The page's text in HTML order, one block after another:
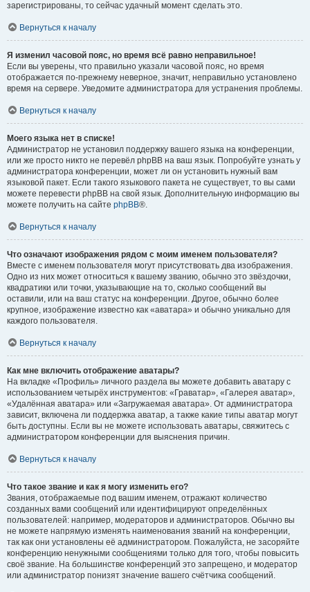
зарегистрированы, то сейчас удачный момент сделать это.
Вернуться к началу
Я изменил часовой пояс, но время всё равно неправильное!
Если вы уверены, что правильно указали часовой пояс, но время
отображается по-прежнему неверное, значит, неправильно установлено
время на сервере. Уведомите администратора для устранения проблемы.
Вернуться к началу
Моего языка нет в списке!
Администратор не установил поддержку вашего языка на конференции,
или же просто никто не перевёл phpBB на ваш язык. Попробуйте узнать у
администратора конференции, может ли он установить нужный вам
языковой пакет. Если такого языкового пакета не существует, то вы сами
можете перевести phpBB на свой язык. Дополнительную информацию вы
можете получить на сайте phpBB®.
Вернуться к началу
Что означают изображения рядом с моим именем пользователя?
Вместе с именем пользователя могут присутствовать два изображения.
Одно из них может относиться к вашему званию, обычно это звёздочки,
квадратики или точки, указывающие на то, сколько сообщений вы
оставили, или на ваш статус на конференции. Другое, обычно более
крупное, изображение известно как «аватара» и обычно уникально для
каждого пользователя.
Вернуться к началу
Как мне включить отображение аватары?
На вкладке «Профиль» личного раздела вы можете добавить аватару с
использованием четырёх инструментов: «Граватар», «Галерея аватар»,
«Удалённая аватара» или «Загружаемая аватара». От администратора
зависит, включена ли поддержка аватар, а также какие типы аватар могут
быть доступны. Если вы не можете использовать аватары, свяжитесь с
администратором конференции для выяснения причин.
Вернуться к началу
Что такое звание и как я могу изменить его?
Звания, отображаемые под вашим именем, отражают количество
созданных вами сообщений или идентифицируют определённых
пользователей: например, модераторов и администраторов. Обычно вы
не можете напрямую изменять наименования званий на конференции,
так как они установлены её администратором. Пожалуйста, не засоряйте
конференцию ненужными сообщениями только для того, чтобы повысить
своё звание. На большинстве конференций это запрещено, и модератор
или администратор понизят значение вашего счётчика сообщений.